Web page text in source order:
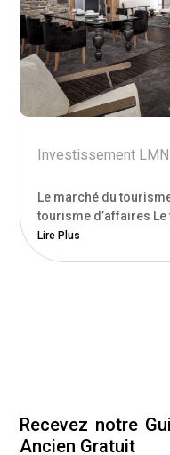
Investissement
Le marché du
tourisme d’affaires
Lire Plus
Recevez notre
Ancien Gratuit